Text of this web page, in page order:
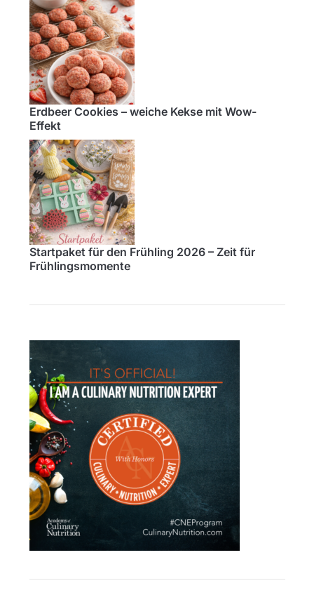
Erdbeer Cookies – weiche Kekse mit Wow-
Effekt
Startpaket für den Frühling 2026 – Zeit für
Frühlingsmomente